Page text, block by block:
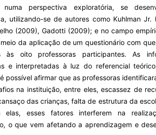
numa perspectiva exploratória, se
utilizando-se de autores como Kuhlman Jr.
(2009), Gadotti (2009); e no campo
da aplicação de um questionário com
às oito professoras participantes. As
e interpretadas à luz do referencial
possível afirmar que as professoras
na instituição, entre eles, escassez de
das crianças, falta de estrutura da
elas, esses fatores interferem na
o que vem afetando a aprendizagem e